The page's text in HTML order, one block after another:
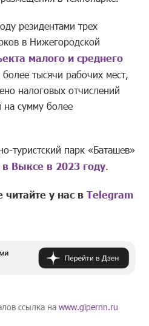
резидентами трех
в Нижегородской
малого и среднего
более тысячи рабочих мест,
налоговых отчислений
сумму более
туристский парк «Баташев»
в Выксе в 2023 году.
читайте у нас вTelegram
ссылка наwww.gipernn.ru